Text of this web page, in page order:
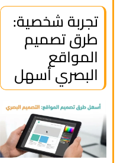
تجربة شخصية:
طرق تصميم
المواقع
البصري أسهل